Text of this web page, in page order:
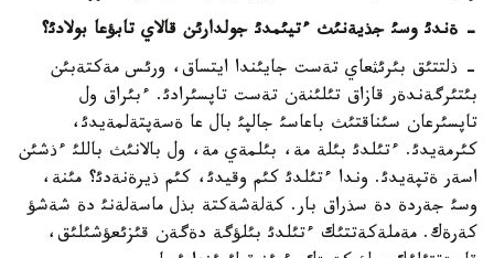
- ةندئ وسئ جذيةنئث ءتيئمدئ جولدارئن قالاي تابؤعا بولادئ؟
- ذلتتئق بئرئثعاي تةست جايئندا ايتساق، ورئس مةكتةبئن
بئتئرگةندةر قازاق تئلئنةن تةست تاپسئرادئ. ءبئراق ول
تاپسئرعان سئناقتئث باعاسئ جالپئ بال عا ةسةپتةلمةيدئ،
كئرمةيدئ. ءتئلدئ بئلة مة، بئلمةي مة، ول بالانئث باللئ ءذشئن
اسةر ةتپةيدئ. وندا ءتئلدئ كئم وقيدئ، كئم ذيرةنةدئ؟ مئنة،
وسئ جةردة دة سذراق بار. كةلةشةكتة بذل ماسةلةنئ دة شةشؤ
كةرةك. مةملةكةتتئك ءتئلدئ بئلؤگة دةگةن قئزئعؤشئلئق،